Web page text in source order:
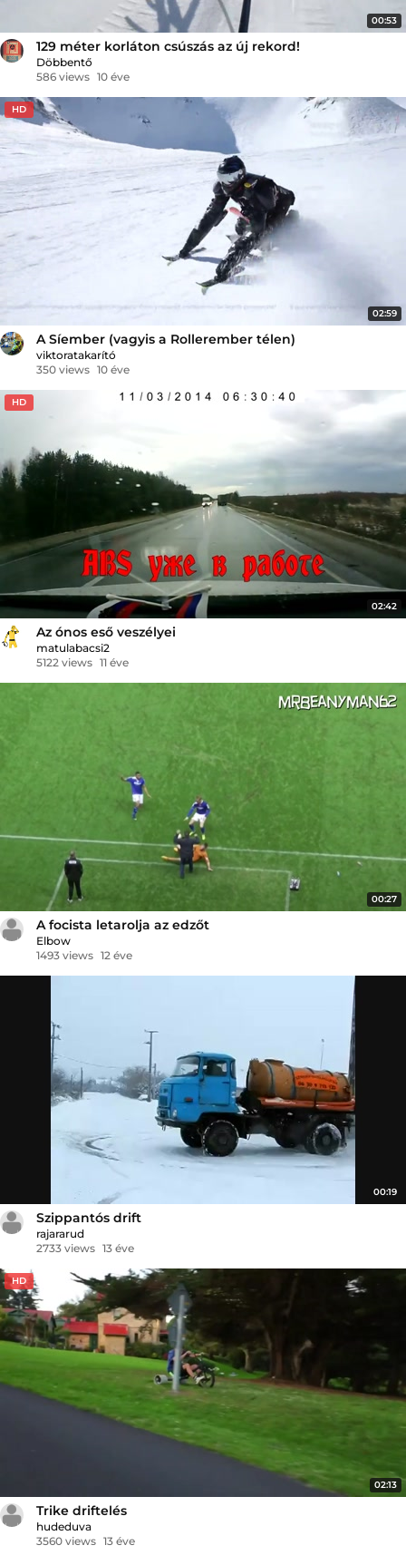
00:53
129 méter korláton csúszás az új rekord!
Döbbentő
586 views 10 éve
HD
02:59
A Síember (vagyis a Rollerember télen)
viktoratakarító
350 views 10 éve
HD
02:42
Az ónos eső veszélyei
matulabacsi2
5122 views 11 éve
00:27
A focista letarolja az edzőt
Elbow
1493 views 12 éve
00:19
Szippantós drift
rajararud
2733 views 13 éve
HD
02:13
Trike driftelés
hudeduva
3560 views 13 éve